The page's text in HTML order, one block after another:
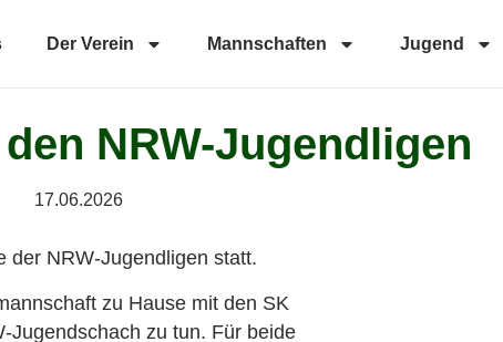
Der Verein Mannschaften Jugend
NRW-Jugendligen
17.06.2026
der NRW-Jugendligen statt.
zu Hause mit den SK
Jugendschach zu tun. Für beide